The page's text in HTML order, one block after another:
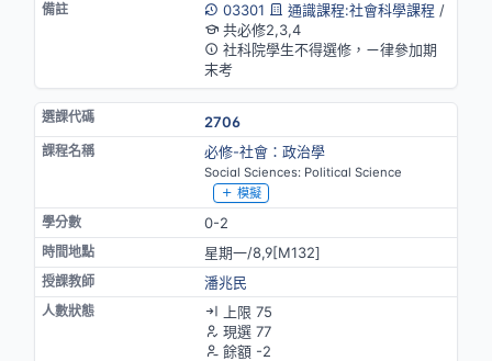
03301
通識課程:社會科學課程 /
共必修2,3,4
社科院學生不得選修，ㄧ律參加期
末考
2706
必修-社會：政治學
Social Sciences: Political Science
模擬
0-2
星期一/8,9[M132]
潘兆民
上限 75
現選 77
餘額 -2